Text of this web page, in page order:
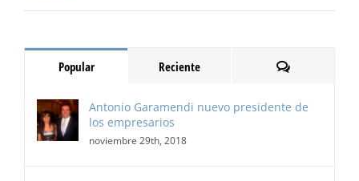
Popular Reciente Comentarios
Antonio Garamendi nuevo presidente de
los empresarios
noviembre 29th, 2018